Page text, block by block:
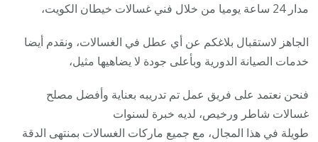
مدار 24 ساعة يوميا من خلال فني غسالات خيطان الكويت،
الجاهز لاستقبال بلاغكم عن أي عطل في الغسالات، ونقدم أيضا
خدمات الصيانة الدورية وبأعلى جودة لا يضاهيها مثيل،
فنحن نعتمد على فريق عمل تم تدريبه بعناية وأفضل مصلح
غسالات شاطر ورخيص، لديه خبرة لسنوات
طويلة في هذا المجال، مع جميع ماركات الغسالات بمنتهى الدقة